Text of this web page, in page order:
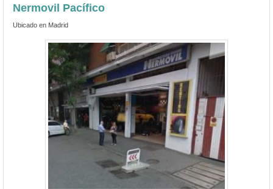
Nermovil Pacífico
Ubicado en Madrid